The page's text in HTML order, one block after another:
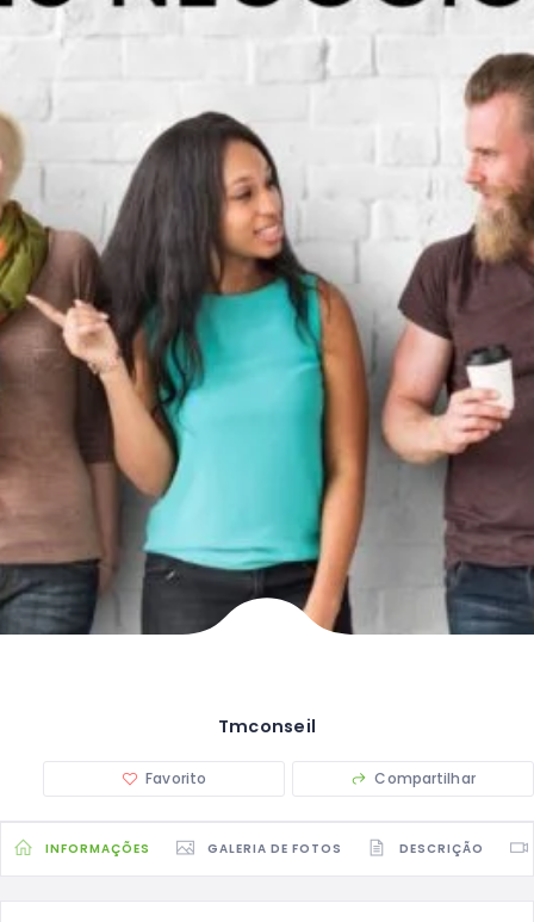
Tmconseil
Favorito Compartilhar
INFORMAÇÕES GALERIA DE FOTOS DESCRIÇÃO